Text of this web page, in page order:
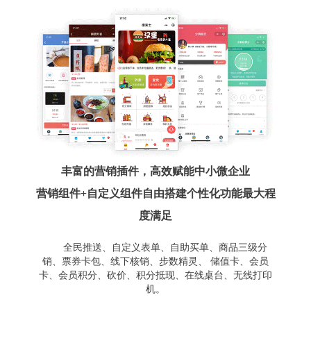
丰富的营销插件，高效赋能中小微企业
营销组件+自定义组件自由搭建个性化功能最大程
度满足
全民推送、自定义表单、自助买单、商品三级分
销、票券卡包、线下核销、步数精灵、 储值卡、会员
卡、会员积分、砍价、积分抵现、在线桌台、无线打印
机。